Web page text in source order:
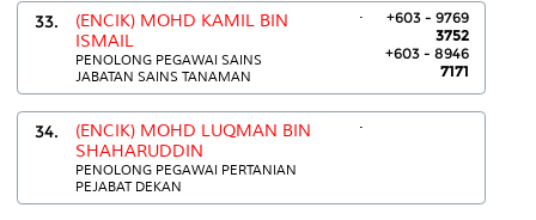
33.
(ENCIK) MOHD KAMIL BIN
ISMAIL
PENOLONG PEGAWAI SAINS
JABATAN SAINS TANAMAN
.
+603 - 9769
3752
+603 - 8946
7171
34.
(ENCIK) MOHD LUQMAN BIN
SHAHARUDDIN
PENOLONG PEGAWAI PERTANIAN
PEJABAT DEKAN
.